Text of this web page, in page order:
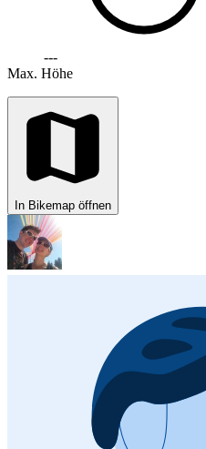
---
Max. Höhe
In Bikemap öffnen